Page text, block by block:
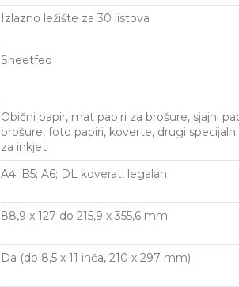
Izlazno ležište za 30 listova
Sheetfed
Obični papir, mat papiri za brošure, sjajni
brošure, foto papiri, koverte, drugi
za inkjet
A4; B5; A6; DL koverat, legalan
88,9 x 127 do 215,9 x 355,6 mm
Da (do 8,5 x 11 inča, 210 x 297 mm)